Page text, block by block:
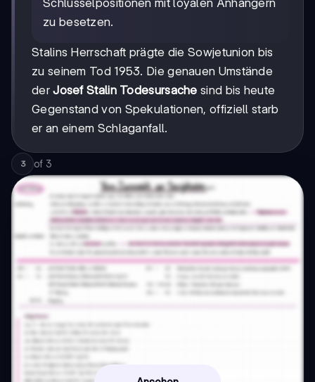
zu besetzen.
Stalins Herrschaft prägte die Sowjetunion bis
zu seinem Tod 1953. Die genauen Umstände
derJosef Stalin Todesursache sind bis heute
Gegenstand von Spekulationen, offiziell starb
er an einem Schlaganfall.
3 of 3